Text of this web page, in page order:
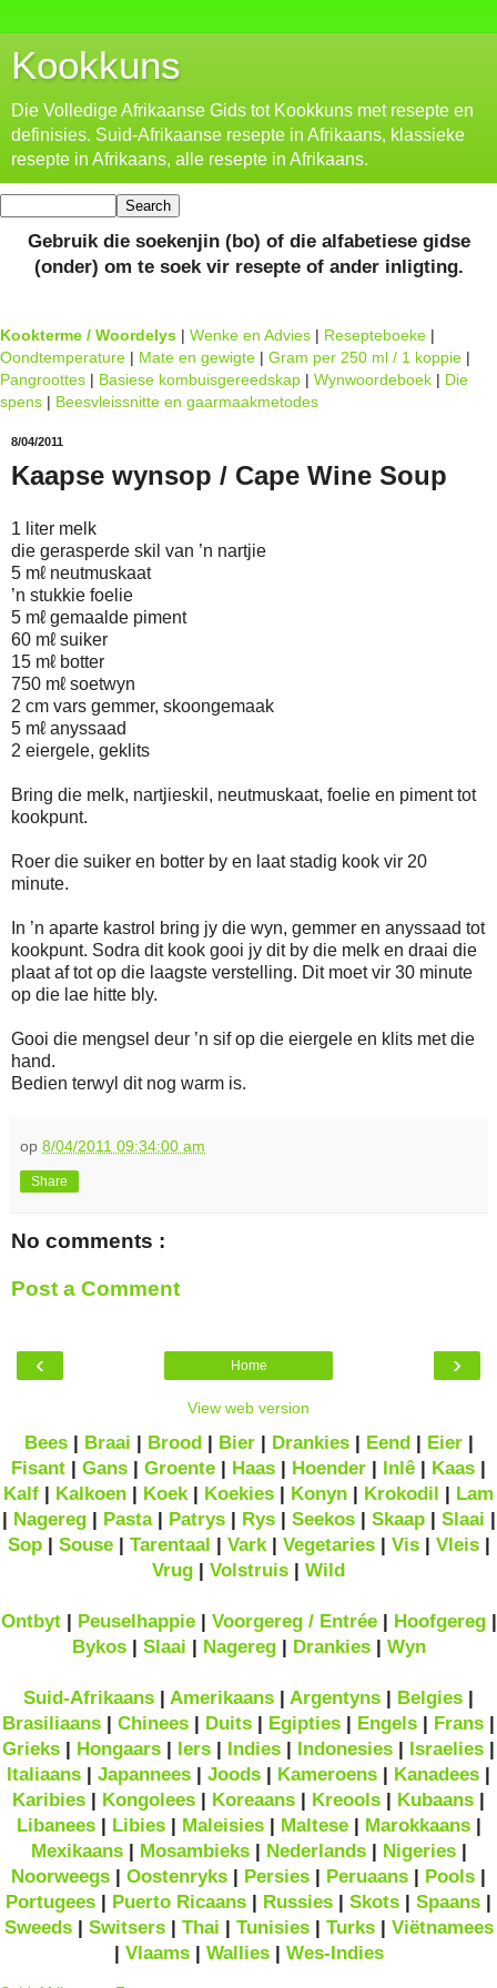
Kookkuns
Die Volledige Afrikaanse Gids tot Kookkuns met resepte en
definisies. Suid-Afrikaanse resepte in Afrikaans, klassieke
resepte in Afrikaans, alle resepte in Afrikaans.
Gebruik die soekenjin (bo) of die alfabetiese gidse
(onder) om te soek vir resepte of ander inligting.
Kookterme / Woordelys | Wenke en Advies | Resepteboeke |
Oondtemperature | Mate en gewigte | Gram per 250 ml / 1 koppie |
Pangroottes | Basiese kombuisgereedskap | Wynwoordeboek | Die
spens | Beesvleissnitte en gaarmaakmetodes
8/04/2011
Kaapse wynsop / Cape Wine Soup
1 liter melk
die gerasperde skil van ’n nartjie
5 mℓ neutmuskaat
’n stukkie foelie
5 mℓ gemaalde piment
60 mℓ suiker
15 mℓ botter
750 mℓ soetwyn
2 cm vars gemmer, skoongemaak
5 mℓ anyssaad
2 eiergele, geklits
Bring die melk, nartjieskil, neutmuskaat, foelie en piment tot
kookpunt.
Roer die suiker en botter by en laat stadig kook vir 20
minute.
In ’n aparte kastrol bring jy die wyn, gemmer en anyssaad tot
kookpunt. Sodra dit kook gooi jy dit by die melk en draai die
plaat af tot op die laagste verstelling. Dit moet vir 30 minute
op die lae hitte bly.
Gooi die mengsel deur ’n sif op die eiergele en klits met die
hand.
Bedien terwyl dit nog warm is.
op 8/04/2011 09:34:00 am
Share
No comments :
Post a Comment
‹ ›
Home
View web version
Bees| Braai | Brood| Bier| Drankies| Eend| Eier|
Fisant | Gans | Groente | Haas | Hoender | Inlê | Kaas |
Kalf | Kalkoen | Koek | Koekies | Konyn | Krokodil | Lam
| Nagereg| Pasta| Patrys| Rys| Seekos| Skaap| Slaai |
Sop| Souse| Tarentaal | Vark| Vegetaries| Vis| Vleis|
Vrug | Volstruis | Wild
Ontbyt| Peuselhappie| Voorgereg / Entrée| Hoofgereg|
Bykos| Slaai | Nagereg| Drankies| Wyn
Suid-Afrikaans | Amerikaans | Argentyns | Belgies |
Brasiliaans | Chinees | Duits | Egipties | Engels | Frans |
Grieks | Hongaars | Iers | Indies | Indonesies | Israelies |
Italiaans | Japannees | Joods | Kameroens | Kanadees |
Karibies | Kongolees | Koreaans | Kreools | Kubaans |
Libanees| Libies| Maleisies| Maltese| Marokkaans|
Mexikaans| Mosambieks| Nederlands| Nigeries|
Noorweegs | Oostenryks | Persies | Peruaans | Pools |
Portugees | Puerto Ricaans | Russies | Skots | Spaans |
Sweeds| Switsers| Thai | Tunisies| Turks| Viëtnamees
| Vlaams| Wallies| Wes-Indies